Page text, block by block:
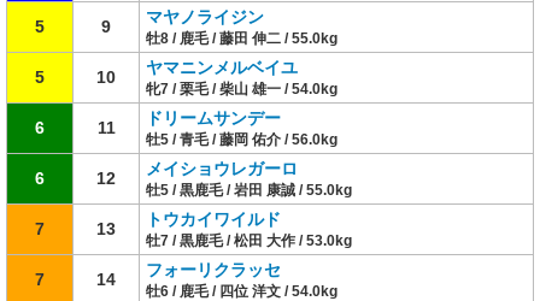
5 9 マヤノライジン
牡8 / 鹿毛 / 藤田 伸二 / 55.0kg
5 10 ヤマニンメルベイユ
牝7 / 栗毛 / 柴山 雄一 / 54.0kg
6 11 ドリームサンデー
牡5 / 青毛 / 藤岡 佑介 / 56.0kg
6 12 メイショウレガーロ
牡5 / 黒鹿毛 / 岩田 康誠 / 55.0kg
7 13 トウカイワイルド
牡7 / 黒鹿毛 / 松田 大作 / 53.0kg
7 14 フォーリクラッセ
牡6 / 鹿毛 / 四位 洋文 / 54.0kg